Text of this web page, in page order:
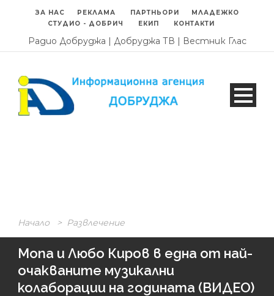
ЗА НАС РЕКЛАМА ПАРТНЬОРИ
МЛАДЕЖКО
СТУДИО - ДОБРИЧ
ЕКИП КОНТАКТИ
Радио Добруджа | Добруджа ТВ | Вестник Глас
Начало > Развлечение
Mona и Любо Киров в една от най-
очакваните музикални
колаборации на годината (ВИДЕО)